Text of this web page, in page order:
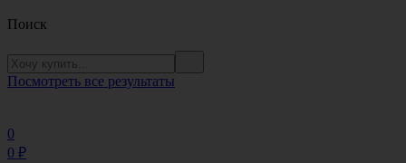
Поиск
Посмотреть все результаты
0
0 ₽